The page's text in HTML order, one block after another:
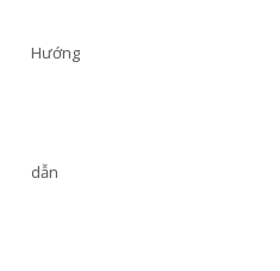
Hướng
dẫn